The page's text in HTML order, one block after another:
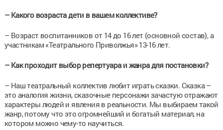
– Какого возраста дети в вашем коллективе?
– Возраст воспитанников от 14 до 16 лет (основной состав), а
участникам «Театрального Приволжья» 13-16 лет.
– Как проходит выбор репертуара и жанра для постановки?
– Наш театральный коллектив любит играть сказки. Сказка –
это аналогия жизни, сказочные персонажи зачастую отражают
характеры людей и явления в реальности. Мы выбираем такой
жанр, потому что это огромнейший и богатый материал, на
котором можно чему-то научиться.